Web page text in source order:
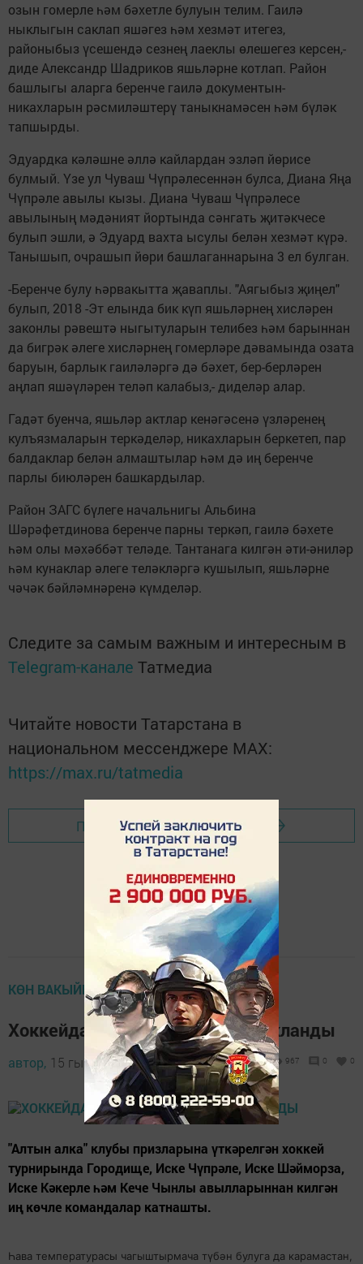
озын гомерле һәм бәхетле булуын телим. Гаилә
ныклыгын саклап яшәгез һәм хезмәт итегез,
районыбыз үсешендә сезнең лаеклы өлешегез керсен,-
диде Александр Шадриков яшьләрне котлап. Район
башлыгы аларга беренче гаилә документын-
никахларын рәсмиләштерү таныкнамәсен һәм бүләк
тапшырды.
Эдуардка кәләшне әллә кайлардан эзләп йөрисе
булмый. Үзе ул Чуваш Чүпрәлесеннән булса, Диана Яңа
Чүпрәле авылы кызы. Диана Чуваш Чүпрәлесе
авылының мәдәният йортында сәнгать җитәкчесе
булып эшли, ә Эдуард вахта ысулы белән хезмәт күрә.
Танышып, очрашып йөри башлаганнарына 3 ел булган.
-Беренче булу һәрвакытта җаваплы. "Аягыбыз җиңел"
булып, 2018 -Эт елында бик күп яшьләрнең хисләрен
законлы рәвештә ныгытуларын телибез һәм барыннан
да бигрәк әлеге хисләрнең гомерләре дәвамында озата
баруын, барлык гаиләләргә дә бәхет, бер-берләрен
аңлап яшәүләрен теләп калабыз,- диделәр алар.
Гадәт буенча, яшьләр актлар кенәгәсенә үзләренең
кулъязмаларын теркәделәр, никахларын беркетеп, пар
балдаклар белән алмаштылар һәм дә иң беренче
парлы биюләрен башкардылар.
Район ЗАГС бүлеге начальнигы Альбина
Шәрәфетдинова беренче парны теркәп, гаилә бәхете
һәм олы мәхәббәт теләде. Тантанага килгән әти-әниләр
һәм кунаклар әлеге теләкләргә кушылып, яшьләрне
чәчәк бәйләмнәренә күмделәр.
Следите за самым важным и интересным в
Telegram-канале Татмедиа
Читайте новости Татарстана в
национальном мессенджере MАХ:
https://max.ru/tatmedia
Перейти на страницу новости
КӨН ВАКЫЙГАСЫ
Хоккейда яшь чемпионнар ачыкланды
автор, 15 гыйнвар 2018 - 07:53 967 0 0
"Алтын алка" клубы призларына үткәрелгән хоккей
турнирында Городище, Иске Чүпрәле, Иске Шәйморза,
Иске Кәкерле һәм Кече Чынлы авылларыннан килгән
иң көчле командалар катнашты.
Һава температурасы чагыштырмача түбән булуга да карамастан,